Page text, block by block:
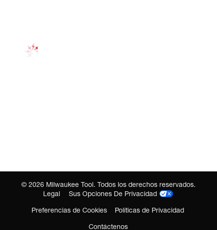
© 2026 Milwaukee Tool. Todos los derechos reservados.
Legal
Sus Opciones De Privacidad
Preferencias de Cookies
Políticas de Privacidad
Contáctenos